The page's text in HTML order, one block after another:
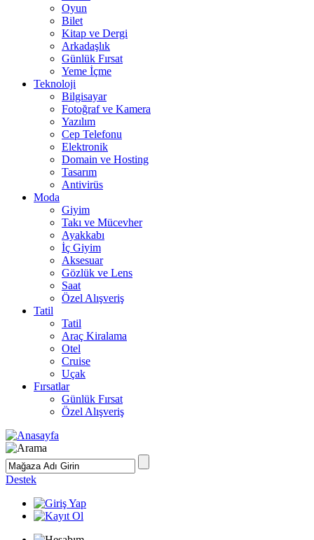
Oyun
Bilet
Kitap ve Dergi
Arkadaşlık
Günlük Fırsat
Yeme İçme
Teknoloji
Bilgisayar
Fotoğraf ve Kamera
Yazılım
Cep Telefonu
Elektronik
Domain ve Hosting
Tasarım
Antivirüs
Moda
Giyim
Takı ve Mücevher
Ayakkabı
İç Giyim
Aksesuar
Gözlük ve Lens
Saat
Özel Alışveriş
Tatil
Tatil
Araç Kiralama
Otel
Cruise
Uçak
Fırsatlar
Günlük Fırsat
Özel Alışveriş
Destek